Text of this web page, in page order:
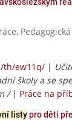
th/ew11q/ |
školy a se
/ | Práce na
listypro děti